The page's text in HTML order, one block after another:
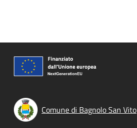
Comune di Bagnolo San Vito